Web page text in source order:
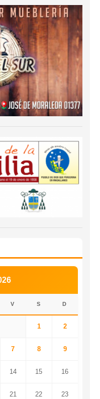
V S D
1 2
7 8 9
14 15 16
21 22 23